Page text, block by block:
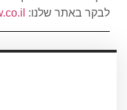
לבקר באתר שלנו: